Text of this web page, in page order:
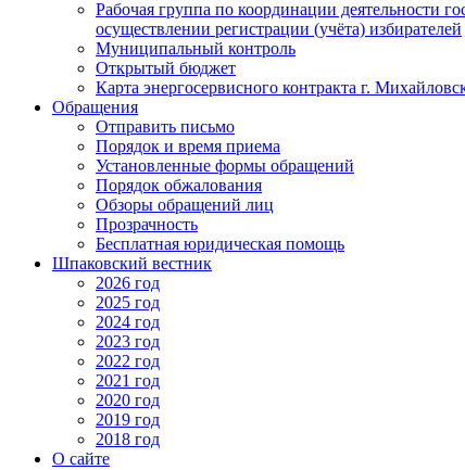
Рабочая группа по координации деятельности
осуществлении регистрации (учёта) избирателей
Муниципальный контроль
Открытый бюджет
Карта энергосервисного контракта г.
Обращения
Отправить письмо
Порядок и время приема
Установленные формы обращений
Порядок обжалования
Обзоры обращений лиц
Прозрачность
Бесплатная юридическая помощь
Шпаковский вестник
2026 год
2025 год
2024 год
2023 год
2022 год
2021 год
2020 год
2019 год
2018 год
О сайте